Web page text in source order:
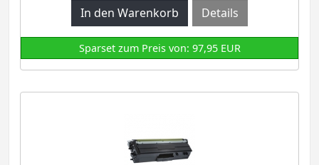
Details
Sparset zum Preis von: 97,95 EUR